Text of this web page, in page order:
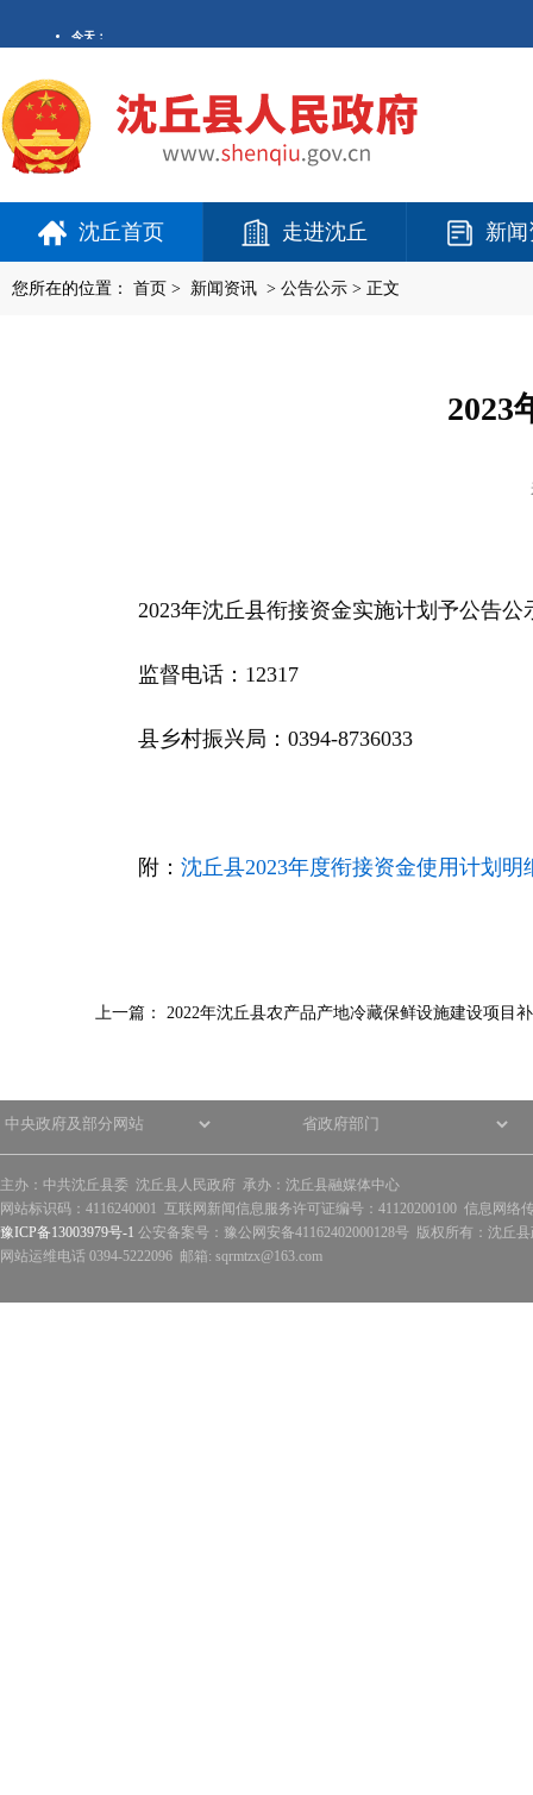
沈丘首页 走进沈丘 新
您所在的位置： 首页 > 新闻资讯 > 公告公示 > 正文
2023
2023年沈丘县衔接资金实施计划予公告公
监督电话：12317
县乡村振兴局：0394-8736033
附： 沈丘县2023年度衔接资金使用计划明
上一篇： 2022年沈丘县农产品产地冷藏保鲜设施建设项目
主办：中共沈丘县委 沈丘县人民政府 承办：沈丘县融媒体中心
网站标识码：4116240001 互联网新闻信息服务许可证编号：41120200100 信息网络
豫ICP备13003979号-1 公安备案号：豫公网安备41162402000128号 版权所有：沈丘
网站运维电话 0394-5222096 邮箱: sqrmtzx@163.com